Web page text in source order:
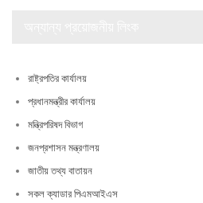
রাষ্ট্রপতির কার্যালয়
প্রধানমন্ত্রীর কার্যালয়
মন্ত্রিপরিষদ বিভাগ
জনপ্রশাসন মন্ত্রণালয়
জাতীয় তথ্য বাতায়ন
সকল ক্যাডার পিএমআইএস